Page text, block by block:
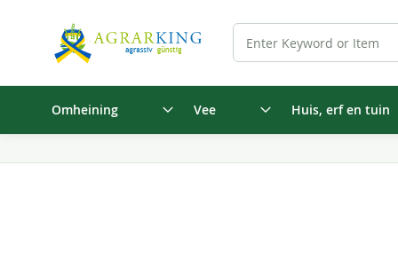
Omheining Vee Huis, erf en tuin